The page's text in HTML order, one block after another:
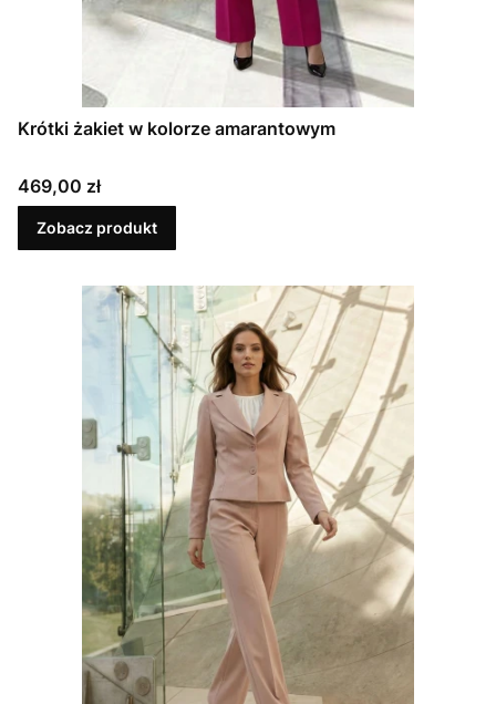
Krótki żakiet w kolorze amarantowym
Cena
469,00 zł
Zobacz produkt